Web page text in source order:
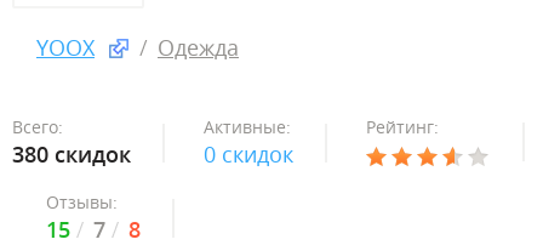
YOOX Одежда
Всего:
380 скидок
Активные:
0 скидок
Рейтинг:
Отзывы:
15 7 8